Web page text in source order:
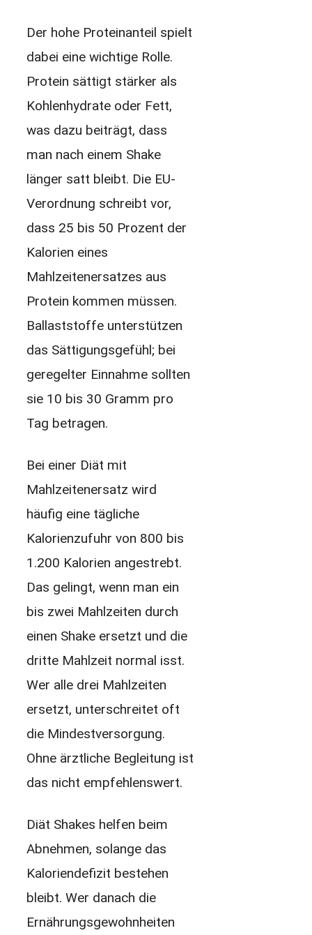
Der hohe Proteinanteil spielt
dabei eine wichtige Rolle.
Protein sättigt stärker als
Kohlenhydrate oder Fett,
was dazu beiträgt, dass
man nach einem Shake
länger satt bleibt. Die EU-
Verordnung schreibt vor,
dass 25 bis 50 Prozent der
Kalorien eines
Mahlzeitenersatzes aus
Protein kommen müssen.
Ballaststoffe unterstützen
das Sättigungsgefühl; bei
geregelter Einnahme sollten
sie 10 bis 30 Gramm pro
Tag betragen.
Bei einer Diät mit
Mahlzeitenersatz wird
häufig eine tägliche
Kalorienzufuhr von 800 bis
1.200 Kalorien angestrebt.
Das gelingt, wenn man ein
bis zwei Mahlzeiten durch
einen Shake ersetzt und die
dritte Mahlzeit normal isst.
Wer alle drei Mahlzeiten
ersetzt, unterschreitet oft
die Mindestversorgung.
Ohne ärztliche Begleitung ist
das nicht empfehlenswert.
Diät Shakes helfen beim
Abnehmen, solange das
Kaloriendefizit bestehen
bleibt. Wer danach die
Ernährungsgewohnheiten